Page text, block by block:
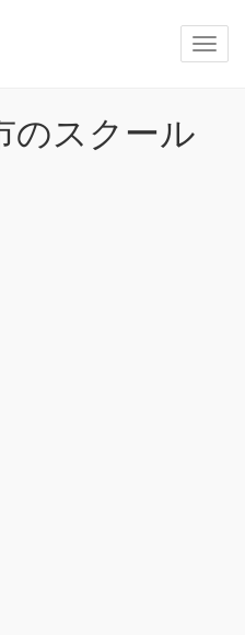
のスクール